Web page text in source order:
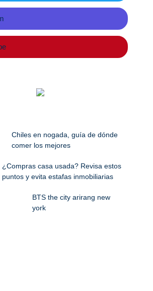
Chiles en nogada, guía de dónde
comer los mejores
¿Compras casa usada? Revisa estos
puntos y evita estafas inmobiliarias
BTS the city arirang new
york